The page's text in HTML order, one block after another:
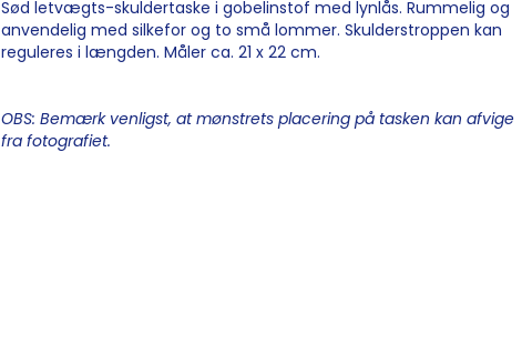
Sød letvægts-skuldertaske i gobelinstof med lynlås. Rummelig og
anvendelig med silkefor og to små lommer. Skulderstroppen kan
reguleres i længden. Måler ca. 21 x 22 cm.
OBS: Bemærk venligst, at mønstrets placering på tasken kan afvige
fra fotografiet.